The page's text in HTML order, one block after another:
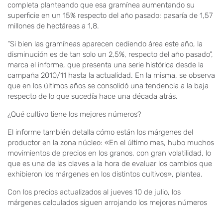
completa planteando que esa gramínea aumentando su
superficie en un 15% respecto del año pasado: pasaría de 1,57
millones de hectáreas a 1,8.
“Si bien las gramíneas aparecen cediendo área este año, la
disminución es de tan solo un 2,5%, respecto del año pasado”,
marca el informe, que presenta una serie histórica desde la
campaña 2010/11 hasta la actualidad. En la misma, se observa
que en los últimos años se consolidó una tendencia a la baja
respecto de lo que sucedía hace una década atrás.
¿Qué cultivo tiene los mejores números?
El informe también detalla cómo están los márgenes del
productor en la zona núcleo: «En el último mes, hubo muchos
movimientos de precios en los granos, con gran volatilidad, lo
que es una de las claves a la hora de evaluar los cambios que
exhibieron los márgenes en los distintos cultivos», plantea.
Con los precios actualizados al jueves 10 de julio, los
márgenes calculados siguen arrojando los mejores números